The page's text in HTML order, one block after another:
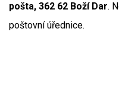
pošta, 362 62 Boží Dar.
poštovní úřednice.